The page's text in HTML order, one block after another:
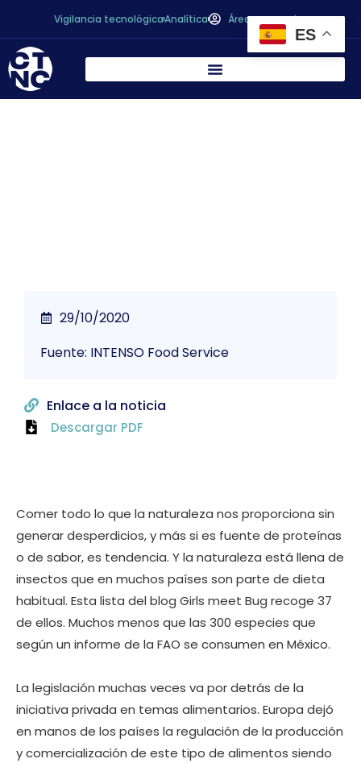
Vigilancia tecnológicaAnalítica Área personal
Comer todo lo que la naturaleza nos proporciona sin
generar desperdicios, y más si es fuente de proteínas
o de sabor, es tendencia. Y la naturaleza está llena de
insectos que en muchos países son parte de dieta
habitual. Esta lista del blog Girls meet Bug recoge 37
de ellos. Muchos menos que las 300 especies que
según un informe de la FAO se consumen en México.
La legislación muchas veces va por detrás de la
iniciativa privada en temas alimentarios. Europa dejó
en manos de los países la regulación de la producción
y comercialización de este tipo de alimentos siendo
29/10/2020
Fuente: INTENSO Food Service
Enlace a la noticia
Descargar PDF
ES